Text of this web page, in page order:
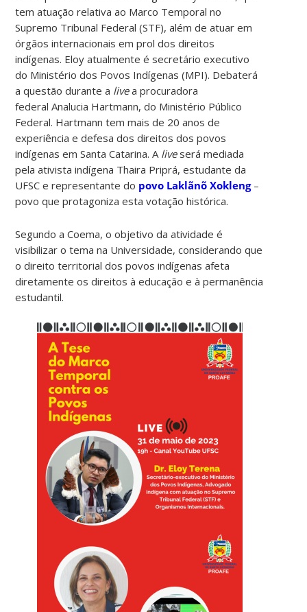
tem atuação relativa ao Marco Temporal no
Supremo Tribunal Federal (STF), além de atuar em
órgãos internacionais em prol dos direitos
indígenas. Eloy atualmente é secretário executivo
do Ministério dos Povos Indígenas (MPI). Debaterá
a questão durante a livea procuradora
federal Analucia Hartmann, do Ministério Público
Federal. Hartmann tem mais de 20 anos de
experiência e defesa dos direitos dos povos
indígenas em Santa Catarina. A liveserá mediada
pela ativista indígena Thaira Priprá, estudante da
UFSC e representante do povo Laklãnõ Xokleng–
povo que protagoniza esta votação histórica.
Segundo a Coema, o objetivo da atividade é
visibilizar o tema na Universidade, considerando que
o direito territorial dos povos indígenas afeta
diretamente os direitos à educação e à permanência
estudantil.